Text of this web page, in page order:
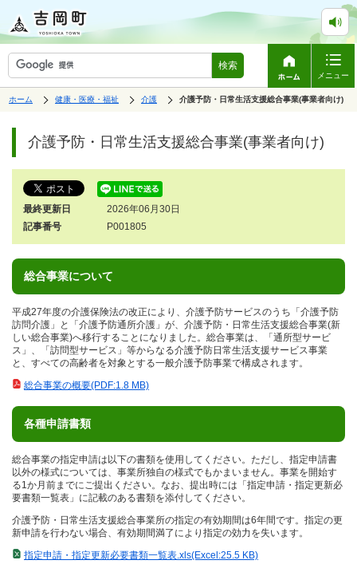
検索
メニュー
表
は、
ホーム
の
中
健康・医療・福祉
の
中
介護
の
介護予防・日常生活支援総合事業(事業者向け)
す。
ジ
の
す。
介護予防・日常生活支援総合事業(事業者向け)
最終更新日
2026年06月30日
記事番号
P001805
総合事業について
平成27年度の介護保険法の改正により、介護予防サービスのうち「介護予防
訪問介護」と「介護予防通所介護」が、介護予防・日常生活支援総合事業(新
しい総合事業)へ移行することになりました。総合事業は、「通所型サービ
ス」、「訪問型サービス」等からなる介護予防日常生活支援サービス事業
と、すべての高齢者を対象とする一般介護予防事業で構成されます。
総合事業の概要(PDF:1.8 MB)
各種申請書類
総合事業の指定申請は以下の書類を使用してください。ただし、指定申請書
以外の様式については、事業所独自の様式でもかまいません。 事業を開始す
る1か月前までにご提出ください。 なお、提出時には「指定申請・指定更新必
要書類一覧表」に記載のある書類を添付してください。
介護予防・日常生活支援総合事業所の指定の有効期間は6年間です。指定の更
新申請を行わない場合、有効期間満了により指定の効力を失います。
指定申請・指定更新必要書類一覧表.xls(Excel:25.5 KB)